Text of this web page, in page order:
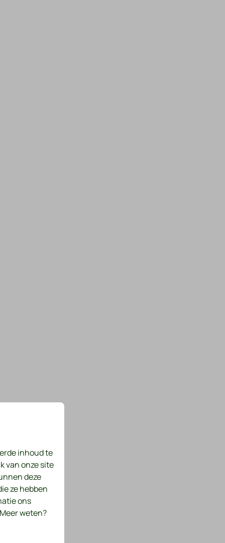
inhoud te
van onze site
deze
ze hebben
ons
weten?